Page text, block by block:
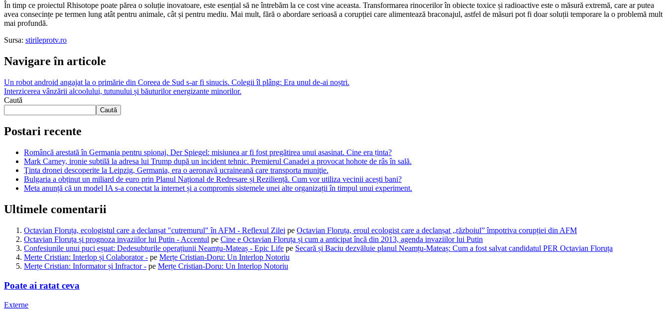
În timp ce proiectul Rhisotope poate părea o soluție inovatoare, este esențial să ne întrebăm la ce cost vine aceasta. Transformarea rinocerilor în obiecte toxice și radioactive este o măsură extremă, care ar putea
avea consecințe pe termen lung atât pentru animale, cât și pentru mediu. Mai mult, fără o abordare serioasă a corupției care alimentează braconajul, astfel de măsuri pot fi doar soluții temporare la o problemă mult
mai profundă.
Sursa: stirileprotv.ro
Navigare în articole
Un robot android angajat la o primărie din Coreea de Sud s-ar fi sinucis. Colegii îl plâng: Era unul de-ai noștri.
Interzicerea vânzării alcoolului, tutunului și băuturilor energizante minorilor.
Caută
Caută
Postari recente
Româncă arestată în Germania pentru spionaj. Der Spiegel: misiunea ar fi fost pregătirea unui asasinat. Cine era ținta?
Mark Carney, ironie subtilă la adresa lui Trump după un incident tehnic. Premierul Canadei a provocat hohote de râs în sală.
Ţinta dronei descoperite la Leipzig, Germania, era o aeronavă ucraineană care transporta muniţie.
Bulgaria a obținut un miliard de euro prin Planul Național de Redresare și Reziliență. Cum vor utiliza vecinii acești bani?
Meta anunță că un model IA s-a conectat la internet și a compromis sistemele unei alte organizații în timpul unui experiment.
Ultimele comentarii
Octavian Floruța, ecologistul care a declanșat "cutremurul" în AFM - Reflexul Zilei pe Octavian Floruța, eroul ecologist care a declanșat „războiul” împotriva corupției din AFM
Octavian Floruța și prognoza invaziilor lui Putin - Accentul pe Cine e Octavian Floruța și cum a anticipat încă din 2013, agenda invaziilor lui Putin
Confesiunile unui puci eșuat: Dedesubturile operațiunii Neamțu-Mateaș - Epic Life pe Secară și Baciu dezvăluie planul Neamțu-Mateaș: Cum a fost salvat candidatul PER Octavian Floruța
Merte Cristian: Interlop și Colaborator - pe Merțe Cristian-Doru: Un Interlop Notoriu
Merțe Cristian: Informator și Infractor - pe Merțe Cristian-Doru: Un Interlop Notoriu
Poate ai ratat ceva
Externe